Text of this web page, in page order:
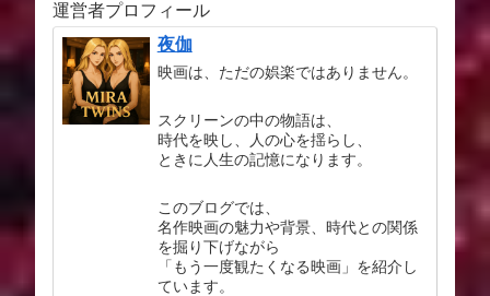
運営者プロフィール
夜伽
映画は、ただの娯楽ではありません。
スクリーンの中の物語は、
時代を映し、人の心を揺らし、
ときに人生の記憶になります。
このブログでは、
名作映画の魅力や背景、時代との関係
を掘り下げながら
「もう一度観たくなる映画」を紹介し
ています。